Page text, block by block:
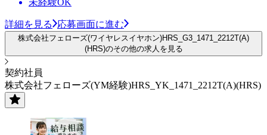
詳細を見る 応募画面に進む
株式会社フェローズ(ワイヤレスイヤホン)HRS_G3_1471_2212T(A)
(HRS)のその他の求人を見る
契約社員
株式会社フェローズ(YM経験)HRS_YK_1471_2212T(A)(HRS)